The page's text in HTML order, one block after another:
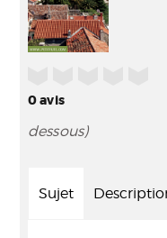
0avis
dessous)
Sujet